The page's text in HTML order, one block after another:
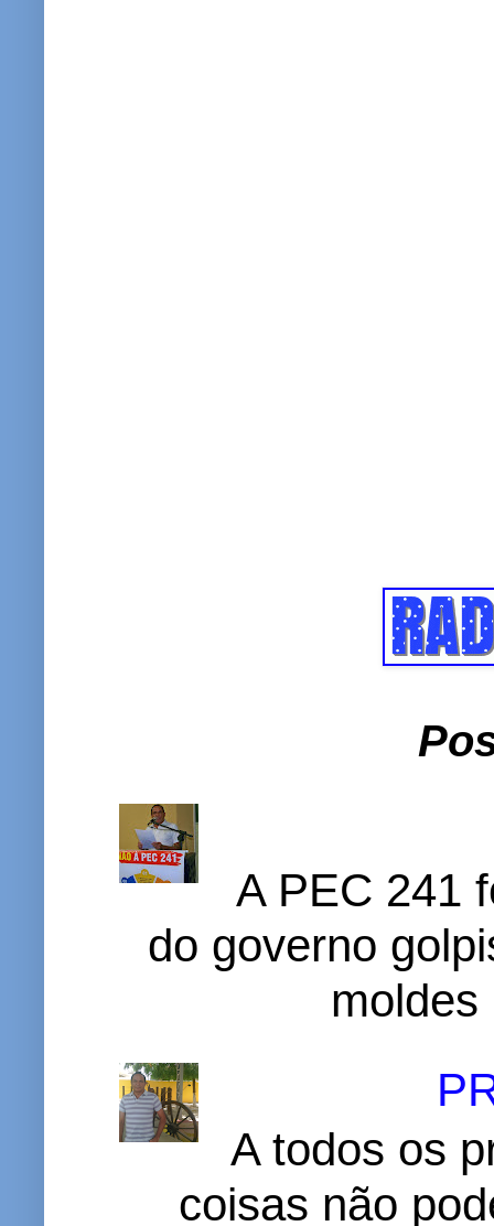
A PEC 241
do governo
A todos os
coisas não